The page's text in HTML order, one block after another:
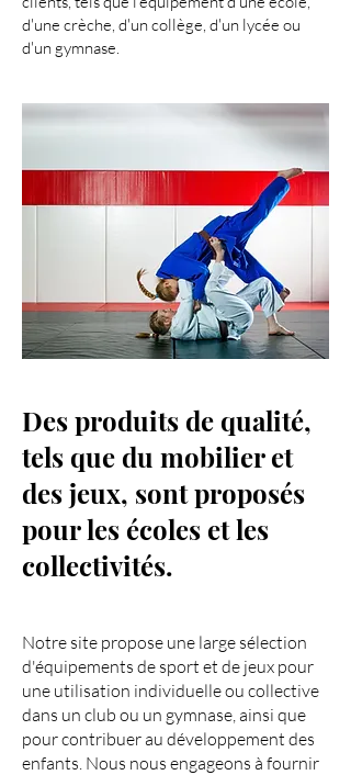
d'une crèche, d'un collège, d'un lycée ou
d'un gymnase.
Des produits de qualité,
tels que du mobilier et
des jeux, sont proposés
pour les écoles et les
collectivités.
Notre site propose une large sélection
d'équipements de sport et de jeux pour
une utilisation individuelle ou collective
dans un club ou un gymnase, ainsi que
pour contribuer au développement des
enfants. Nous nous engageons à fournir